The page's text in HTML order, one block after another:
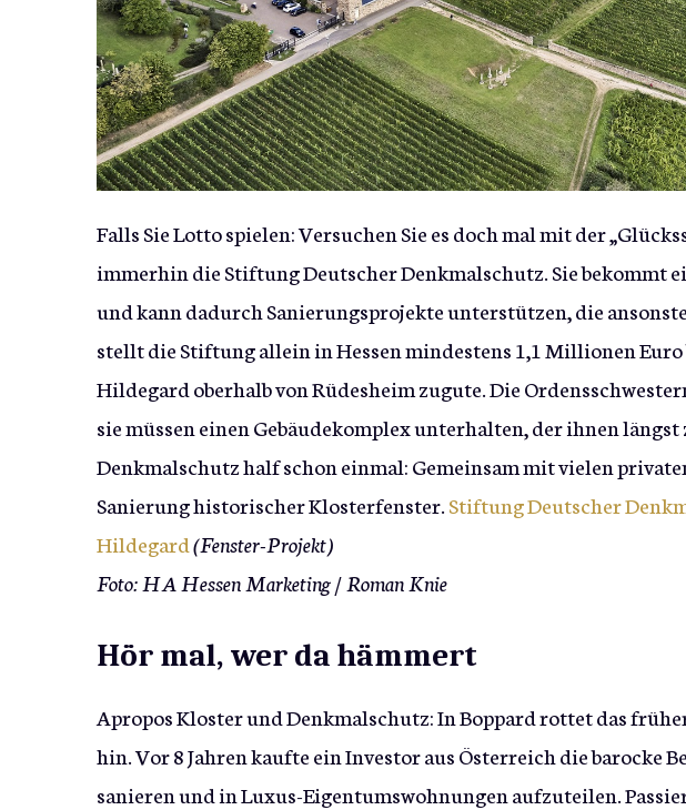
Falls Sie Lotto spielen: Versuchen Sie es doch mal mit der
immerhin die Stiftung Deutscher Denkmalschutz. Sie bekommt
und kann dadurch Sanierungsprojekte unterstützen, die
stellt die Stiftung allein in Hessen mindestens 1,1 Millionen Euro
Hildegard oberhalb von Rüdesheim zugute. Die
sie müssen einen Gebäudekomplex unterhalten, der ihnen
Denkmalschutz half schon einmal: Gemeinsam mit vielen
Sanierung historischer Klosterfenster.Stiftung Deutscher
Hildegard(Fenster-Projekt)
Foto: HA Hessen Marketing / Roman Knie
Hör mal, wer da hämmert
Apropos Kloster und Denkmalschutz: In Boppard rottet das
hin. Vor 8 Jahren kaufte ein Investor aus Österreich die barocke
sanieren und in Luxus-Eigentumswohnungen aufzuteilen.